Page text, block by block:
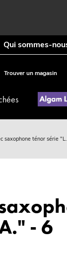
Qui sommes-
Trouver un magasin
saxophone ténor série
- 6